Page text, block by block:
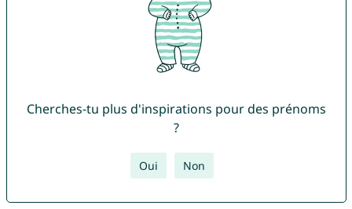
Cherches-tu plus d'inspirations pour des prénoms
?
Oui Non